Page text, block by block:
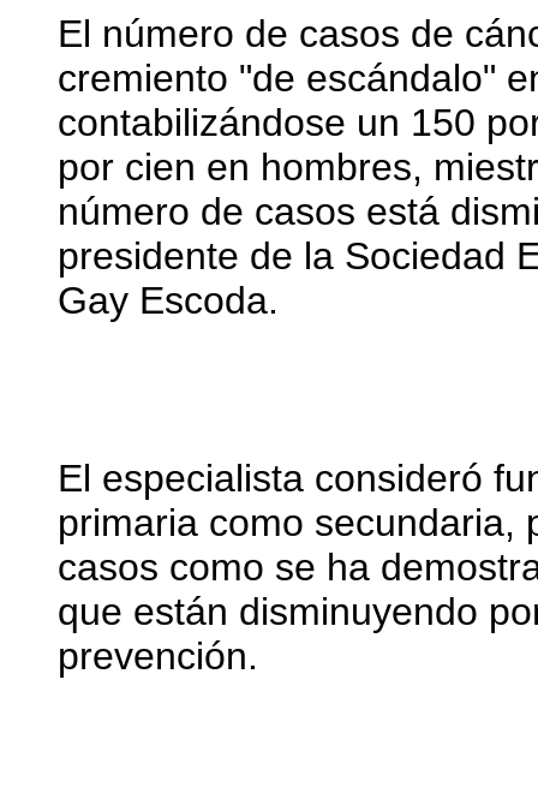
El número de casos de
cremiento "de escándalo"
contabilizándose un 150
por cien en hombres,
número de casos está
presidente de la Sociedad
Gay Escoda.
El especialista consideró
primaria como secundaria,
casos como se ha
que están disminuyendo
prevención.